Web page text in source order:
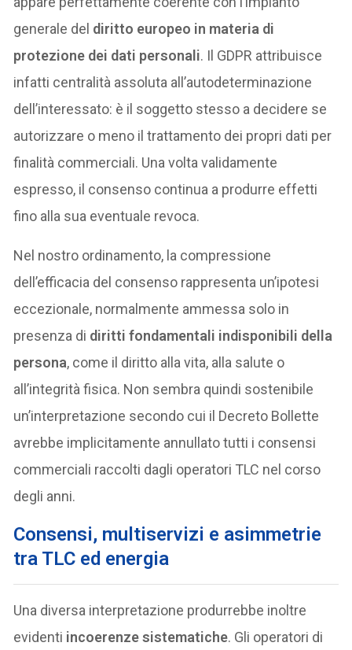
generale del diritto europeo in materia di
protezione dei dati personali. Il GDPR attribuisce
infatti centralità assoluta all’autodeterminazione
dell’interessato: è il soggetto stesso a decidere se
autorizzare o meno il trattamento dei propri dati per
finalità commerciali. Una volta validamente
espresso, il consenso continua a produrre effetti
fino alla sua eventuale revoca.
Nel nostro ordinamento, la compressione
dell’efficacia del consenso rappresenta un’ipotesi
eccezionale, normalmente ammessa solo in
presenza di diritti fondamentali indisponibili della
persona, come il diritto alla vita, alla salute o
all’integrità fisica. Non sembra quindi sostenibile
un’interpretazione secondo cui il Decreto Bollette
avrebbe implicitamente annullato tutti i consensi
commerciali raccolti dagli operatori TLC nel corso
degli anni.
Consensi, multiservizi e asimmetrie
tra TLC ed energia
Una diversa interpretazione produrrebbe inoltre
evidenti incoerenze sistematiche. Gli operatori di